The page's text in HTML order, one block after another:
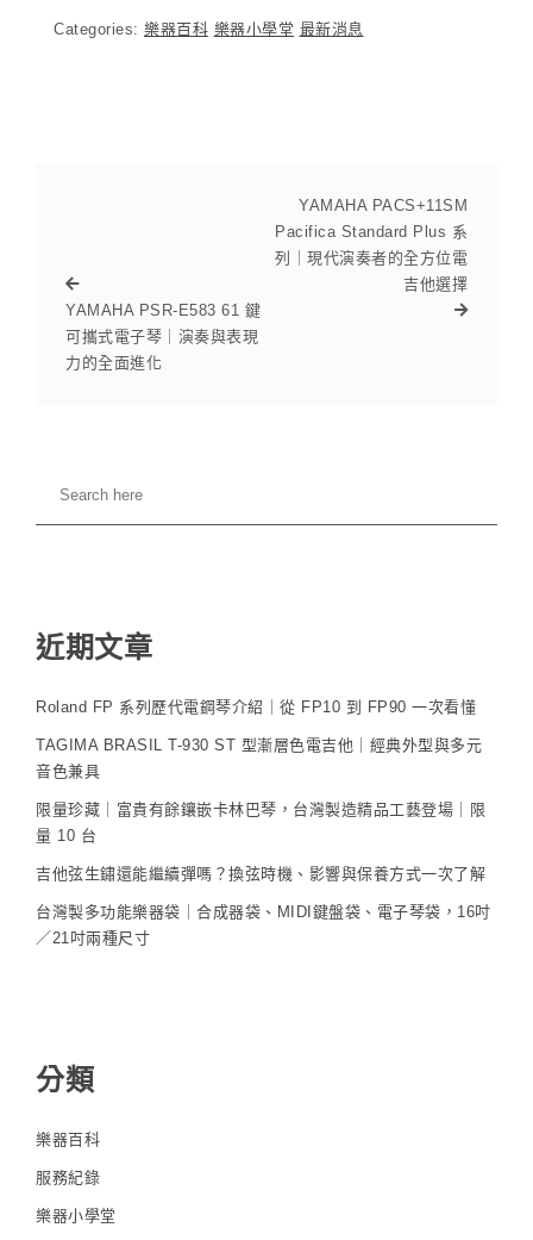
Categories: 樂器百科 樂器小學堂 最新消息
YAMAHA PSR-E583 61 鍵
可攜式電子琴｜演奏與表現
力的全面進化
YAMAHA PACS+11SM
Pacifica Standard Plus 系
列｜現代演奏者的全方位電
吉他選擇
近期文章
Roland FP 系列歷代電鋼琴介紹｜從 FP10 到 FP90 一次看懂
TAGIMA BRASIL T-930 ST 型漸層色電吉他｜經典外型與多元
音色兼具
限量珍藏｜富貴有餘鑲嵌卡林巴琴，台灣製造精品工藝登場｜限
量 10 台
吉他弦生鏽還能繼續彈嗎？換弦時機、影響與保養方式一次了解
台灣製多功能樂器袋｜合成器袋、MIDI鍵盤袋、電子琴袋，16吋
／21吋兩種尺寸
分類
樂器百科
服務紀錄
樂器小學堂